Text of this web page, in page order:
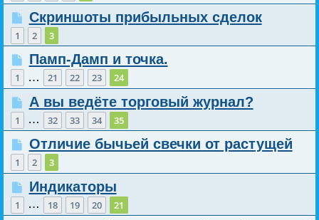
Скриншоты прибыльных сделок
1 2 3
Памп-Дамп и точка.
1 … 21 22 23 24
А вы ведёте торговый журнал?
1 … 32 33 34 35
Отличие бычьей свечки от растущей
1 2 3
Индикаторы
1 … 18 19 20 21